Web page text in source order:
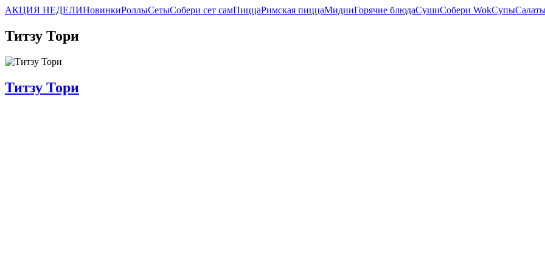
АКЦИЯ НЕДЕЛИНовинкиРоллыСетыСобери сет самПиццаРимская пиццаМидииГорячие блюдаСушиСобери WokСупы
Титзу Тори
Титзу Тори